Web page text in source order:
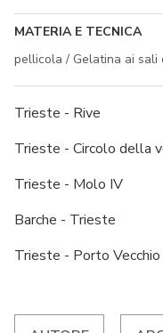
MATERIA E TECNICA
pellicola / Gelatina ai sali
Trieste - Rive
Trieste - Circolo della
Trieste - Molo IV
Barche - Trieste
Trieste - Porto Vecchio